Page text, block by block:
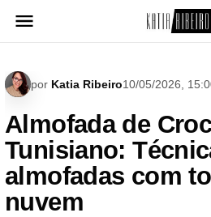
para
por Katia Ribeiro10/05/2026,
Almofada de
Tunisiano:
almofadas com
nuvem